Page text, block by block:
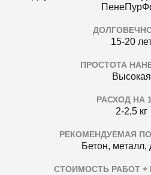
15-20
ПРОСТОТА
Высокая
РАСХОД НА
2-2,5 кг
РЕКОМЕНДУЕМАЯ
Бетон, металл,
СТОИМОСТЬ РАБОТ +